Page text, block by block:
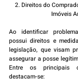
2. Direitos do
Imóveis
Ao identificar
possui direitos e
legislação, que visam
assegurar a posse
Entre os principais
destacam-se: